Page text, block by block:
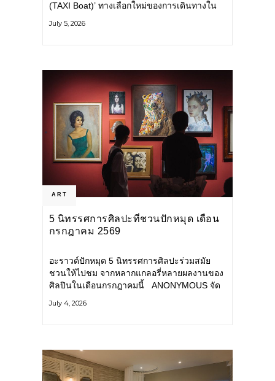
(TAXI Boat)’ ทางเลือกใหม่ของการเดินทางใน
แวดล้อม ผ่านแอปพลิเคชัน MuvMi (มูฟมี)
July 5, 2026
ART
5 นิทรรศการศิลปะที่ชวนปักหมุด เดือน
กรกฎาคม 2569
อะราวด์ปักหมุด 5 นิทรรศการศิลปะร่วมสมัย
ชวนให้ไปชม จากหลากแกลอรี่หลายผลงานของ
ศิลปินในเดือนกรกฎาคมนี้ ANONYMOUS จัด
กลุ่ม Anonymous โดยมี นิ่ม
July 4, 2026